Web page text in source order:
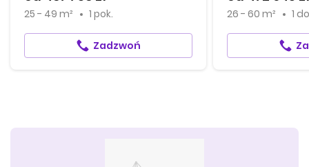
25 - 49 m² 1 pok.
Zadzwoń
26 - 60 m² 1